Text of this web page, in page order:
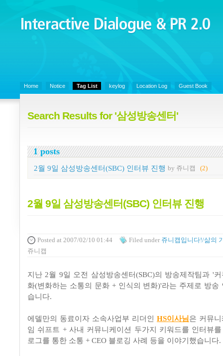
Interactive Dialogue &
PR 2.0
Home Notice Tag List keylog Location Log Guest Book
Search Results for '삼성방송센터'
1 posts
2월 9일 삼성방송센터(SBC) 인터뷰 진행 by 쥬니캡 (2)
2월 9일 삼성방송센터(SBC) 인터뷰 진행
Posted at 2007/02/10 01:44 Filed under 쥬니캡입니다!/삶의
쥬니캡
지난 2월 9일 오전 삼성방송센터(SBC)의 방송제작팀과 '
화(변화하는 소통의 문화 + 인식의 변화)'라는 주제로 방송
습니다.
에델만의 동료이자 소속사업부 리더인 HS이사님은 커뮤
임 쉬프트 + 사내 커뮤니케이션 두가지 키워드를 인터뷰
로그를 통한 소통 + CEO 블로깅 사례 등을 이야기했습니다.